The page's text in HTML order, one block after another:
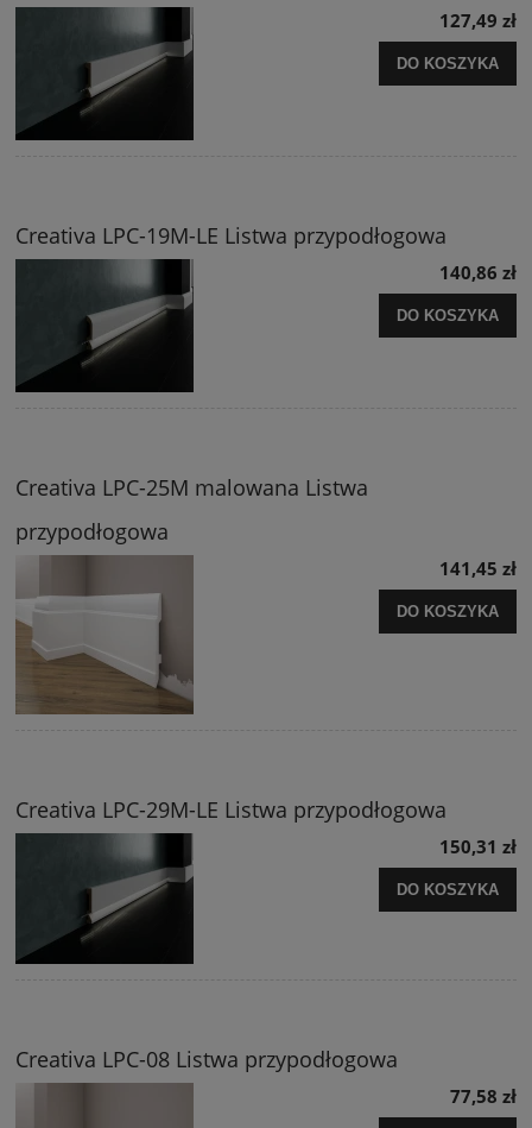
127,49 zł
DO KOSZYKA
Creativa LPC-19M-LE Listwa przypodłogowa
140,86 zł
DO KOSZYKA
Creativa LPC-25M malowana Listwa
przypodłogowa
141,45 zł
DO KOSZYKA
Creativa LPC-29M-LE Listwa przypodłogowa
150,31 zł
DO KOSZYKA
Creativa LPC-08 Listwa przypodłogowa
77,58 zł